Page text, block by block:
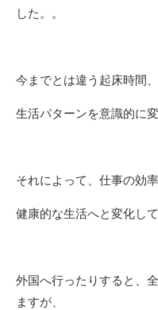
した。。
今までとは違う起床時間
生活パターンを意識的に
それによって、仕事の効
健康的な生活へと変化し
外国へ行ったりすると、
ますが、